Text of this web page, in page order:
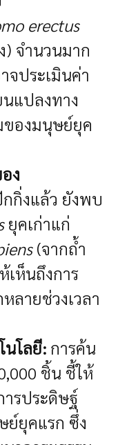
erectus
จำนวนมาก
จประเมินค่า
นแปลงทาง
ของมนุษย์ยุค
ง
กิ่งแล้ว ยังพบ
ยุคเก่าแก่
(จากถ้ำ
เห็นถึงการ
ลายช่วงเวลา
โลยี: การค้น
ชิ้น ชี้ให้
ารประดิษฐ์
ย์ยุคแรก ซึ่ง